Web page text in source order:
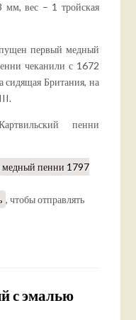
вес – 1 тройская
первый медный
чеканили с 1672
сидящая Британия, на
пенни
медный пенни 1797
, чтобы отправлять
с эмалью